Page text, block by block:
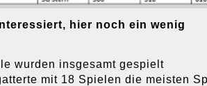
hier noch ein wenig
wurden insgesamt gespielt
mit 18 Spielen die meisten